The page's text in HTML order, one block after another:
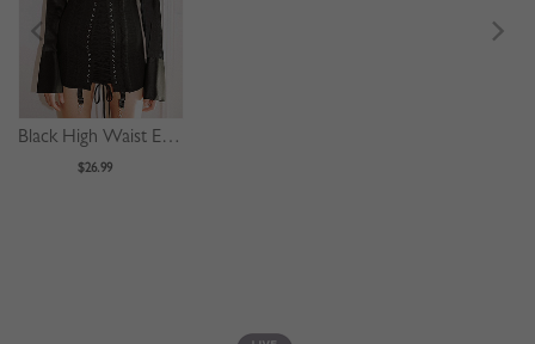
Black High Waist Eyelet Lace Up Front Mini Skirt
$26.99